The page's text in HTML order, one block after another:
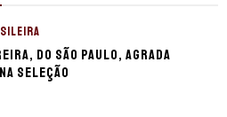
do São Paulo, agrada
seleção